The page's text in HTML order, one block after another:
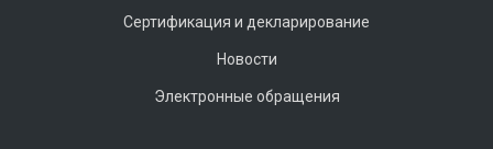
Сертификация и декларирование
Новости
Электронные обращения